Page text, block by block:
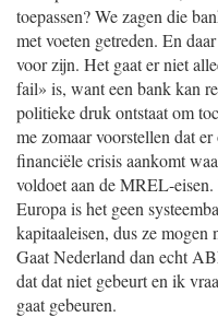
toepassen? We zagen die
met voeten getreden. En
voor zijn. Het gaat er niet
fail» is, want een bank kan
politieke druk ontstaat om
me zomaar voorstellen dat
financiële crisis aankomt
voldoet aan de MREL-
Europa is het geen
kapitaaleisen, dus ze
Gaat Nederland dan echt
dat dat niet gebeurt en ik
gaat gebeuren.